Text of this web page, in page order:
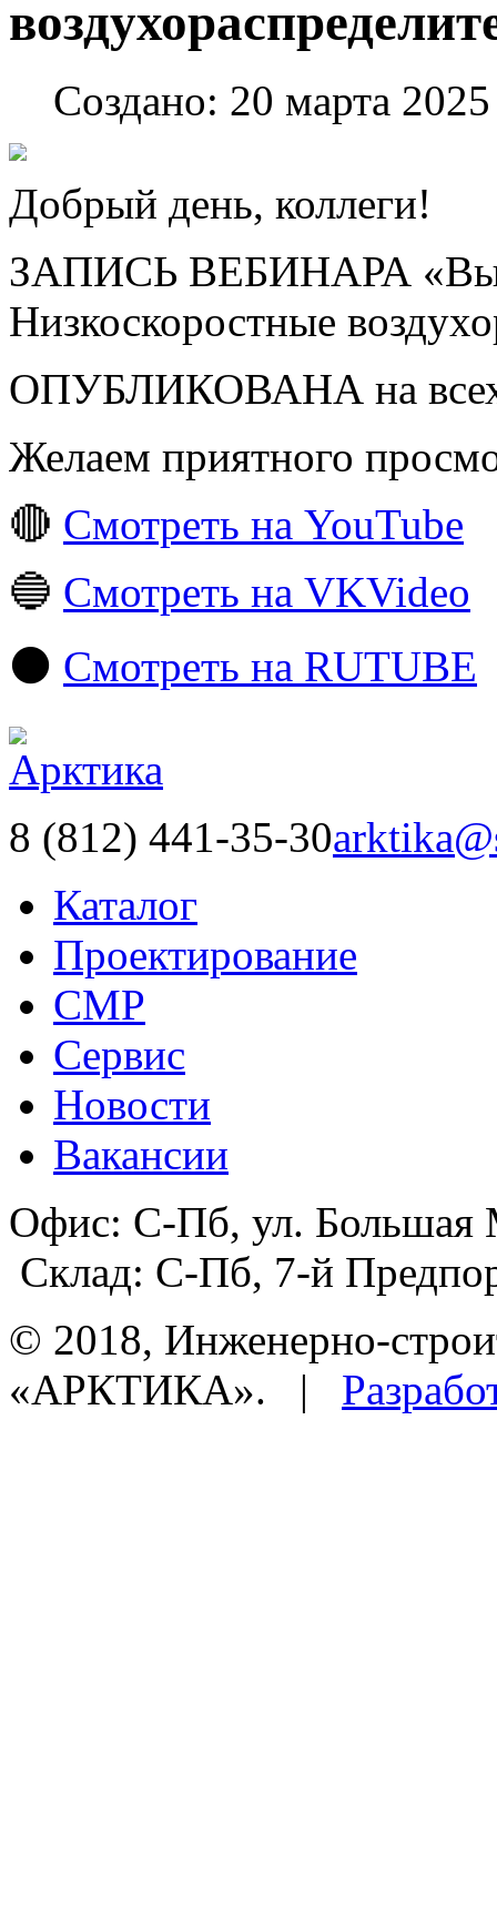
Создано: 20 марта 2025
Добрый день, коллеги!
ЗАПИСЬ ВЕБИНАРА
Низкоскоростные
ОПУБЛИКОВАНА на
Желаем приятного
🔴 Смотреть на YouTube
🔵 Смотреть на VKVideo
⚫️ Смотреть на RUTUBE
8 (812) 441-35-30
Каталог
Проектирование
СМР
Сервис
Новости
Вакансии
Офис: С-Пб, ул.
Склад: С-Пб, 7-й
© 2018, Инженерно-
«АРКТИКА». |